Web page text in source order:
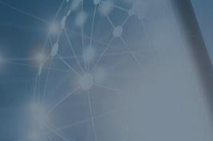
新闻
联系